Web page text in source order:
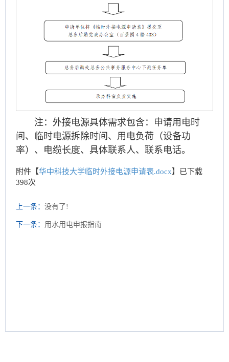
注：外接电源具体需求包含：申请用电时
间、临时电源拆除时间、用电负荷（设备功
率）、电缆长度、具体联系人、联系电话。
附件【华中科技大学临时外接电源申请表.docx】已下载
398次
上一条： 没有了!
下一条： 用水用电申报指南